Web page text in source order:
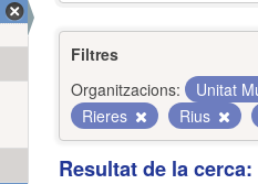
Filtres
Organitzacions:
Unitat
Rieres
Rius
Resultat de la